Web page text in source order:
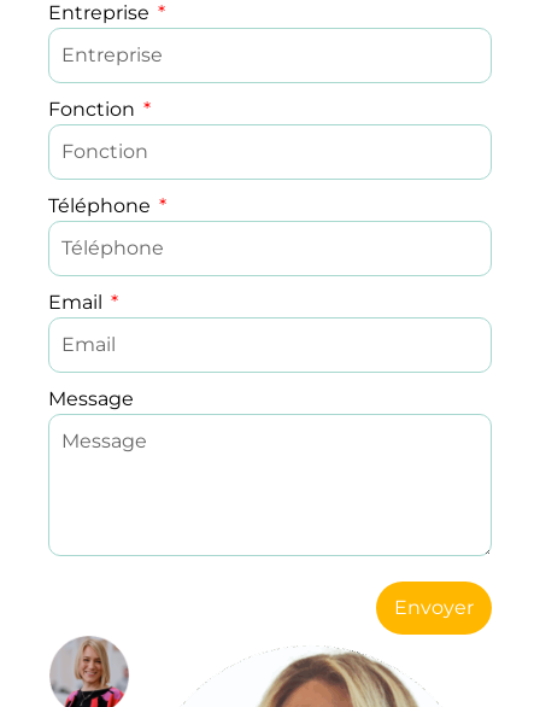
Entreprise
Fonction
Téléphone
Email
Message
Envoyer